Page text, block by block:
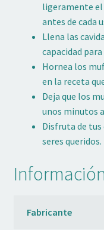
ligeramente
antes de cada
Llena las
capacidad
Hornea los
en la receta
Deja que los
unos minutos
Disfruta de
seres queridos.
Fabricante